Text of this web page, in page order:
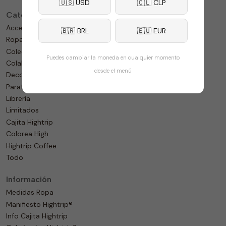
Categorías
Accesorios
Ropa
Colección
Colaboraciones
Decoración
Parafernalia
Librería
Limitados
Cajita Hightrip
Colorea High
Hightrip Coffee
Todo
Información
Medidas Ropa
Manifiesto Hightrip®
Info Cajita Hightrip
🇺🇸 USD 🇨🇱 CLP
🇧🇷 BRL 🇪🇺 EUR
Puedes cambiar la moneda en cualquier momento
desde el menú